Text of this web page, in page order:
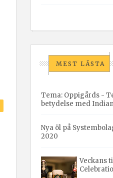
MEST LÄSTA
Tema: Oppigårds -
betydelse med
Nya öl på
2020
Veckans